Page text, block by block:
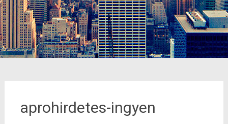
aprohirdetes-ingyen